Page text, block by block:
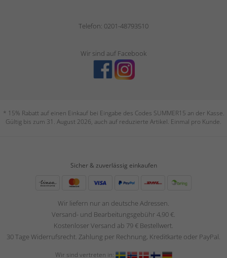
Telefon: 0201-48793510
Wir sind auf Facebook
* 15% Rabatt auf einen Einkauf bei Eingabe des Codes SUMMER15 an der Kasse.
Gültig bis zum 31. August 2026, auch auf reduzierte Artikel. Einmal pro Kunde.
Sicher & zuverlässig einkaufen
Wir liefern nur an deutsche Adressen.
Versand- und Bearbeitungsgebühr 4,90 €.
Kostenloser Versand ab 79 € Bestellwert.
30 Tage Widerrufsrecht. Zahlung per Rechnung, Kreditkarte oder PayPal.
Wir sind vertreten in: